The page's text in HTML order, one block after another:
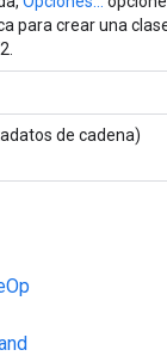
para crear una
de cadena)